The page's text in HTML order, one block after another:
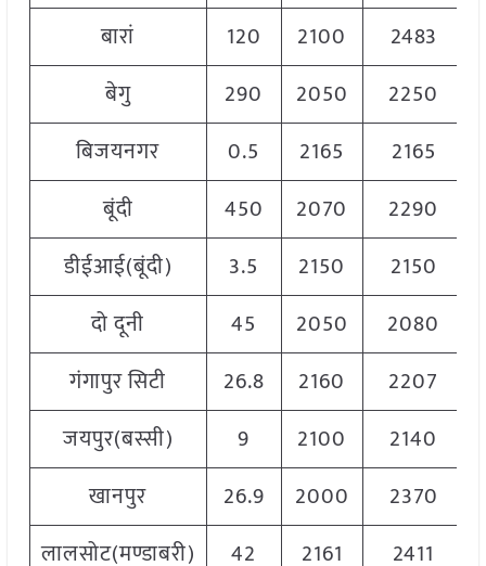
बारां
120 2100 2483
बेगु
290 2050 2250
बिजयनगर
0.5 2165 2165
बूंदी
450 2070 2290
डीईआई(बूंदी)
3.5 2150 2150
दो दूनी
45 2050 2080
गंगापुर सिटी
26.8 2160 2207
जयपुर(बस्सी)
9 2100 2140
खानपुर
26.9 2000 2370
लालसोट(मण्डाबरी)
42 2161 2411